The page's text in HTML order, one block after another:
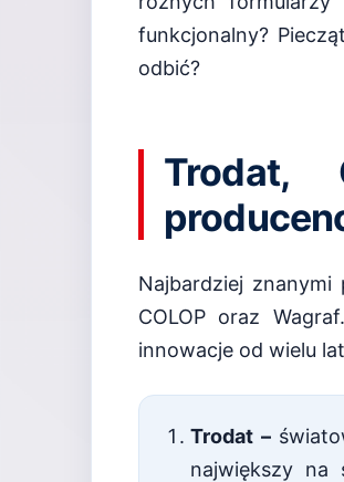
funkcjonalny?
odbić?
Trodat,
Najbardziej znanymi
COLOP oraz
innowacje od wielu
Trodat –
największy na